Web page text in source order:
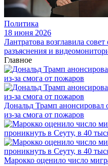
Политика
18 июня 2026
Лантратова возглавила
разъяснения и
Главное
Дональд Трамп
из-за смога от пожаров
Марокко оценило число